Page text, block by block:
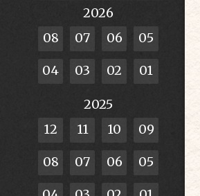
2026
08
07 06 05
04 03 02 01
2025
12
11 10 09
08 07 06 05